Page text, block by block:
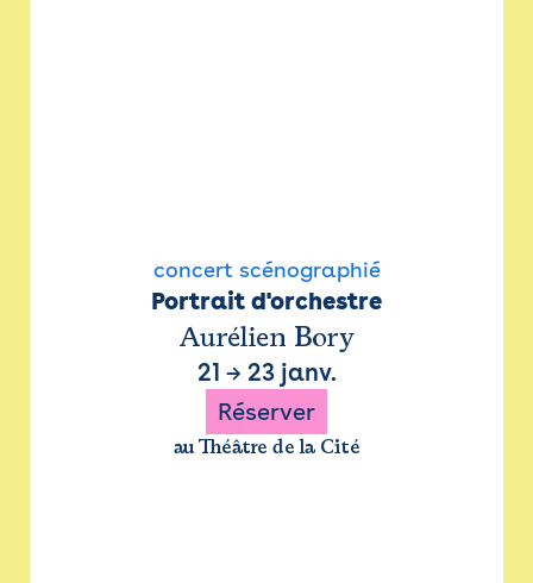
concert scénographié
Portrait d'orchestre
Aurélien Bory
21 → 23 janv.
Réserver
au Théâtre de la Cité